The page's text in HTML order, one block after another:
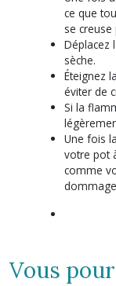
ce que
se
Déplacez
sèche.
Éteignez
éviter de
Si la
Une fois
votre pot
comme
Vous